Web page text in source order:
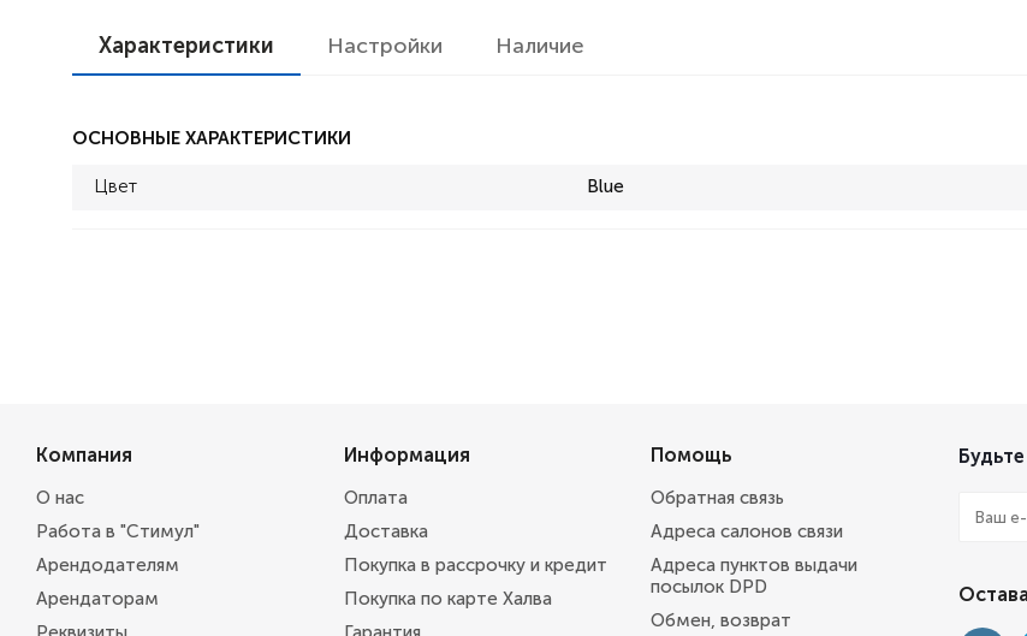
Характеристики Настройки Наличие
ОСНОВНЫЕ ХАРАКТЕРИСТИКИ
Цвет Blue
Компания
О нас
Работа в "Стимул"
Арендодателям
Арендаторам
Информация
Оплата
Доставка
Покупка в рассрочку и кредит
Покупка по карте Халва
Помощь
Обратная связь
Адреса салонов связи
Адреса пунктов выдачи
посылок DPD
Обмен, возврат